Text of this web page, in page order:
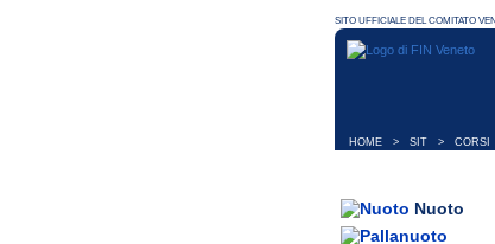
HOME > SIT > CORSI
Nuoto